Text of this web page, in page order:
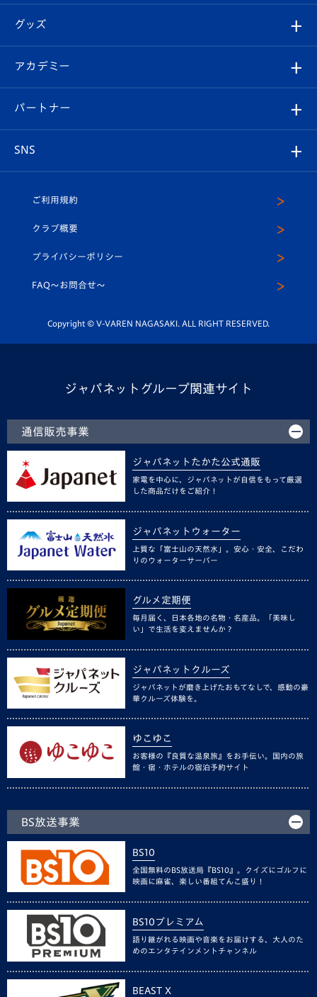
チケット
イベント
メディア
ホームタウン
スタッフプロフィール
マスコット紹介
平和祈念活動
ホームタウン活動
はじめての観戦ガイド
Revive Team
ヴィヴィくんの長崎おもてなしガイド
フォトギャラリー
スタジアムグルメ
チケット
V-LOVERS（ファンクラブ）
プレイヤーズスイート
グッズ
オンラインショップ
店舗情報
アカデミー
育成からのお知らせ
U-18
スクール
パートナー
SNS
ヴィヴィくんインスタグラム
公式LINE＠
ご利用規約
クラブ概要
プライバシーポリシー
FAQ〜お問合せ〜
Copyright © V-VAREN NAGASAKI. ALL RIGHT RESERVED.
ジャパネットグループ関連サイト
通信販売事業
ジャパネットたかた公式通販
家電を中心に、ジャパネットが自信をもって厳選
した商品だけをご紹介！
ジャパネットウォーター
上質な「富士山の天然水」。安心・安全、こだわ
りのウォーターサーバー
グルメ定期便
毎月届く、日本各地の名物・名産品。「美味し
い」で生活を変えませんか？
ジャパネットクルーズ
ジャパネットが磨き上げたおもてなしで、感動の豪
華クルーズ体験を。
ゆこゆこ
お客様の『良質な温泉旅』をお手伝い。国内の旅
館・宿・ホテルの宿泊予約サイト
BS放送事業
BS10
全国無料のBS放送局『BS10』。クイズにゴルフに
映画に麻雀、楽しい番組てんこ盛り！
BS10プレミアム
語り継がれる映画や音楽をお届けする、大人のた
めのエンタテインメントチャンネル
BEAST X